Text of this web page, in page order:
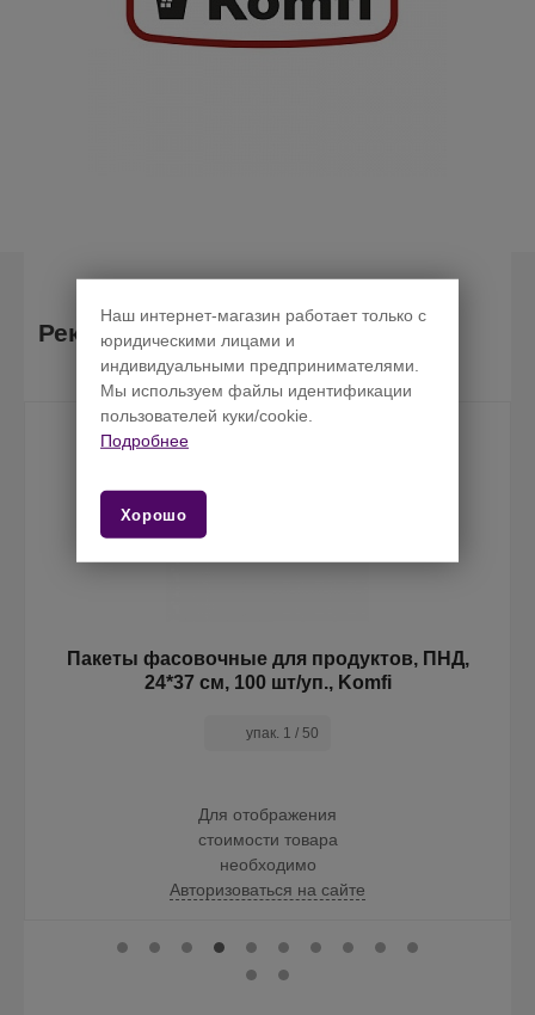
Рекомендуемые товары
Пакеты фасовочные для продуктов, ПНД,
24*37 см, 100 шт/уп., Komfi
упак. 1 / 50
Для отображения
стоимости товара
необходимо
Авторизоваться на сайте
Наш интернет-магазин работает только с
юридическими лицами и
индивидуальными предпринимателями.
Мы используем файлы идентификации
пользователей куки/cookie.
Подробнее
Хорошо